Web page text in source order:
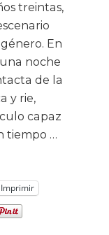
treintas,
En
noche
de la
y rie,
capaz
tiempo …
Imprimir